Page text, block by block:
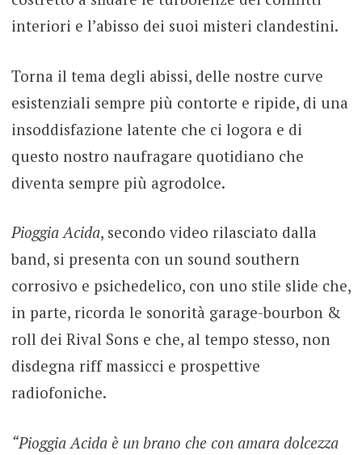
interiori e l’abisso dei suoi misteri clandestini.
Torna il tema degli abissi, delle nostre curve
esistenziali sempre più contorte e ripide, di una
insoddisfazione latente che ci logora e di
questo nostro naufragare quotidiano che
diventa sempre più agrodolce.
Pioggia Acida, secondo video rilasciato dalla
band, si presenta con un sound southern
corrosivo e psichedelico, con uno stile slide che,
in parte, ricorda le sonorità garage-bourbon &
roll dei Rival Sons e che, al tempo stesso, non
disdegna riff massicci e prospettive
radiofoniche.
“Pioggia Acida è un brano che con amara dolcezza